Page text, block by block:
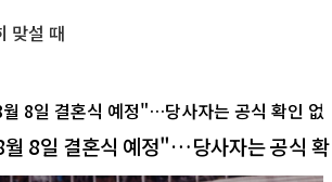
8일 결혼식 예정"…당사자는 공식 확